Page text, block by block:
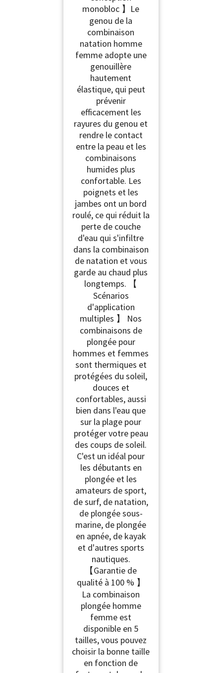
monobloc 】Le
genou de la
combinaison
natation homme
femme adopte une
genouillère
hautement
élastique, qui peut
prévenir
efficacement les
rayures du genou et
rendre le contact
entre la peau et les
combinaisons
humides plus
confortable. Les
poignets et les
jambes ont un bord
roulé, ce qui réduit la
perte de couche
d'eau qui s'infiltre
dans la combinaison
de natation et vous
garde au chaud plus
longtemps. 【
Scénarios
d'application
multiples 】 Nos
combinaisons de
plongée pour
hommes et femmes
sont thermiques et
protégées du soleil,
douces et
confortables, aussi
bien dans l'eau que
sur la plage pour
protéger votre peau
des coups de soleil.
C'est un idéal pour
les débutants en
plongée et les
amateurs de sport,
de surf, de natation,
de plongée sous-
marine, de plongée
en apnée, de kayak
et d'autres sports
nautiques.
【Garantie de
qualité à 100 % 】
La combinaison
plongée homme
femme est
disponible en 5
tailles, vous pouvez
choisir la bonne taille
en fonction de